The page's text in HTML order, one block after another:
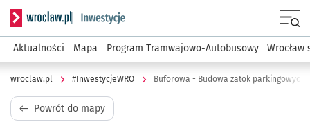
Serwis informacyjny wroclaw.pl podserwis:
Aktualności Mapa Program Tramwajowo-Autobusowy Wrocław
wroclaw.pl #InwestycjeWRO Buforowa - Budowa zatok parkingowych
Powrót do mapy